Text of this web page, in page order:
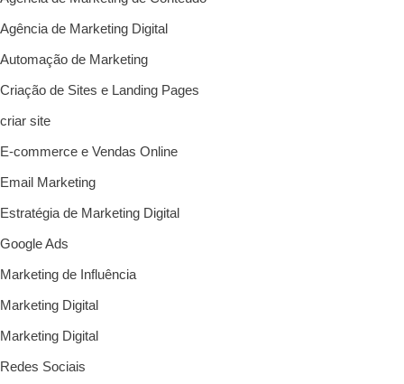
Agência de Marketing Digital
Automação de Marketing
Criação de Sites e Landing Pages
criar site
E-commerce e Vendas Online
Email Marketing
Estratégia de Marketing Digital
Google Ads
Marketing de Influência
Marketing Digital
Marketing Digital
Redes Sociais